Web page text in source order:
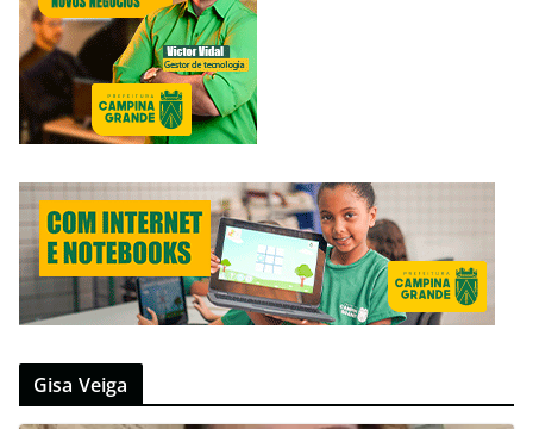
Gisa Veiga